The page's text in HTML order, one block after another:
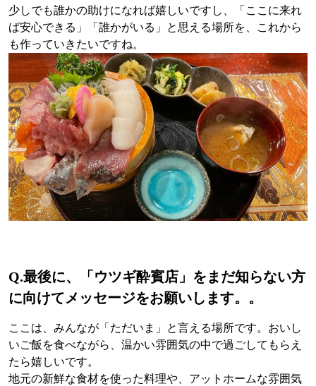
少しでも誰かの助けになれば嬉しいですし、「ここに来れ
ば安心できる」「誰かがいる」と思える場所を、これから
も作っていきたいですね。
Q.最後に、「ウツギ酔賓店」をまだ知らない方
に向けてメッセージをお願いします。。
ここは、みんなが「ただいま」と言える場所です。おいし
いご飯を食べながら、温かい雰囲気の中で過ごしてもらえ
たら嬉しいです。
地元の新鮮な食材を使った料理や、アットホームな雰囲気